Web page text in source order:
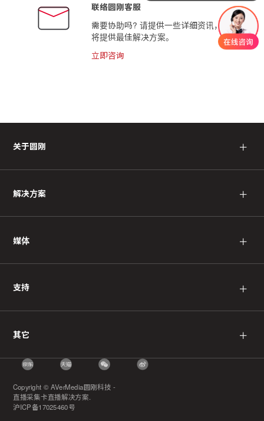
联络圆刚客服
需要协助吗? 请提供一些详细资讯，我们
将提供最佳解决方案。
立即咨询
关于圆刚 ＋
解决方案 ＋
媒体 ＋
支持 ＋
其它 ＋
Copyright © AVerMedia圆刚科技 -
直播采集卡直播解决方案.
沪ICP备17025460号